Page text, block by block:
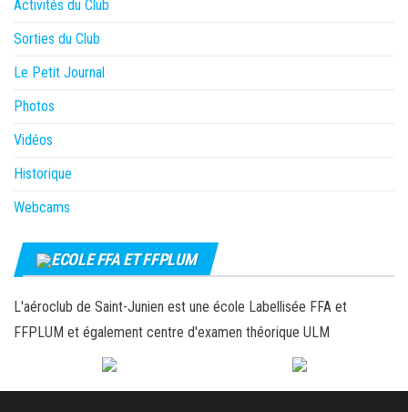
Activités du Club
Sorties du Club
Le Petit Journal
Photos
Vidéos
Historique
Webcams
ECOLE FFA ET FFPLUM
L'aéroclub de Saint-Junien est une école Labellisée FFA et
FFPLUM et également centre d'examen théorique ULM